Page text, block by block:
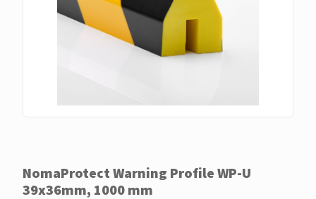
NomaProtect Warning Profile WP-U
39x36mm, 1000 mm